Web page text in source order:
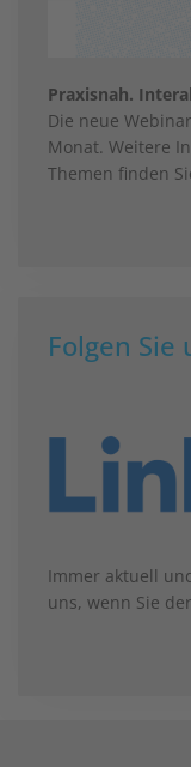
Praxisnah.
Die neue
Monat. Weitere
Themen finden
Folgen Sie
Immer aktuell
uns, wenn Sie